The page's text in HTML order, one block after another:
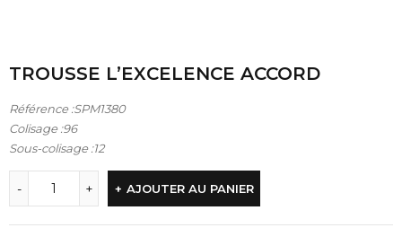
TROUSSE L’EXCELENCE ACCORD
Référence :SPM1380
Colisage :96
Sous-colisage :12
AJOUTER AU PANIER